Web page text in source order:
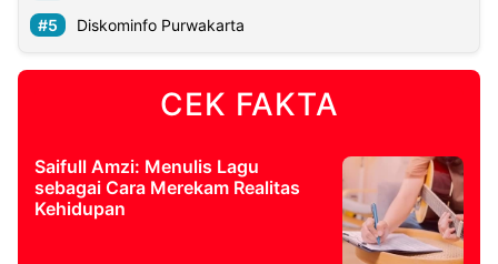
Diskominfo Purwakarta
CEK FAKTA
Saifull Amzi: Menulis Lagu
sebagai Cara Merekam Realitas
Kehidupan